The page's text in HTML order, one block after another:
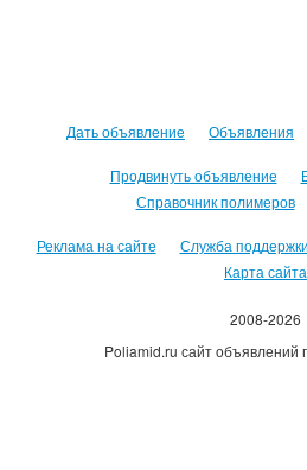
Дать объявление Объявления
Продвинуть объявление
Справочник полимеров
Реклама на сайте Служба поддержки
Карта сайта
2008-2026
Poliamid.ru сайт объявлений